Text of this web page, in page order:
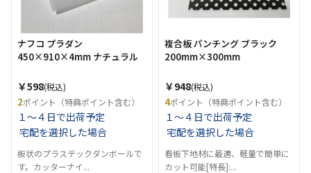
ナフコ プラダン
450×910×4mm ナチュラル
￥598(税込)
2ポイント（特典ポイント含む）
１～４日で出荷予定
宅配を選択した場合
板状のプラステックダンボールで
す。カッターナイ...
複合板 パンチング ブラック
200mm×300mm
￥948(税込)
4ポイント（特典ポイント含む）
１～４日で出荷予定
宅配を選択した場合
看板下地材に最適、軽量で簡単に
カット可能[特長]:...